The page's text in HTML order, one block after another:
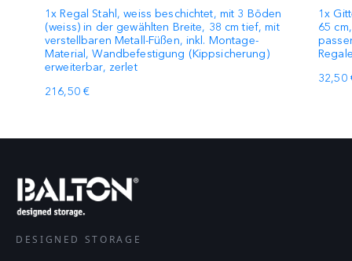
1x Regal Stahl, weiss beschichtet, mit 3 Böden
(weiss) in der gewählten Breite, 38 cm tief, mit
verstellbaren Metall-Füßen, inkl. Montage-
Material, Wandbefestigung (Kippsicherung)
erweiterbar, zerlet
216,50 €
1x
65
32,50
DESIGNED STORAGE